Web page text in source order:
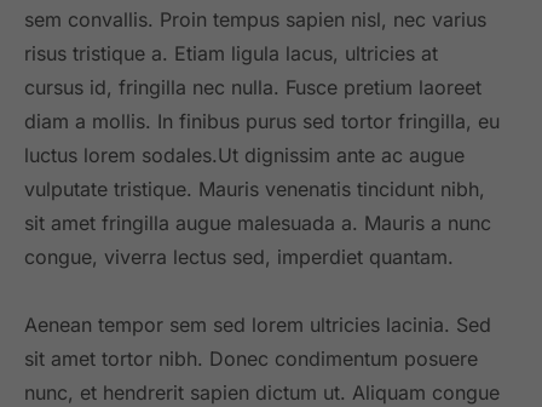
sem convallis. Proin tempus sapien nisl, nec varius
risus tristique a. Etiam ligula lacus, ultricies at
cursus id, fringilla nec nulla. Fusce pretium laoreet
diam a mollis. In finibus purus sed tortor fringilla, eu
luctus lorem sodales.Ut dignissim ante ac augue
vulputate tristique. Mauris venenatis tincidunt nibh,
sit amet fringilla augue malesuada a. Mauris a nunc
congue, viverra lectus sed, imperdiet quantam.
Aenean tempor sem sed lorem ultricies lacinia. Sed
sit amet tortor nibh. Donec condimentum posuere
nunc, et hendrerit sapien dictum ut. Aliquam congue